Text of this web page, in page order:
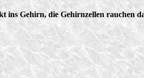
ins Gehirn, die Gehirnzellen rauchen